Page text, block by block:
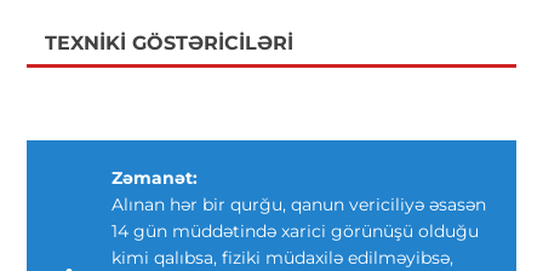
TEXNIKI GÖSTƏRICILƏRI
Zəmanət:
Alınan hər bir qurğu, qanun vericiliyə əsasən
14 gün müddətində xarici görünüşü olduğu
kimi qalıbsa, fiziki müdaxilə edilməyibsə,